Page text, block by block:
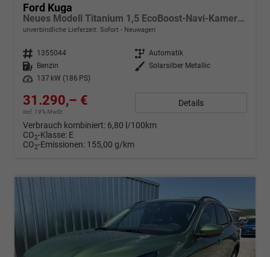
Ford Kuga
Neues Modell Titanium 1,5 EcoBoost-Navi-Kamera-Winterpaket-AHK-5 Jahre Garantie-Sofort
unverbindliche Lieferzeit: Sofort Neuwagen
Fahrzeugnr. 1355044 Getriebe Automatik
Kraftstoff
Benzin Außenfarbe Solarsilber Metallic
Leistung
137 kW (186 PS)
31.290,– €
incl. 19% MwSt.
Details
Verbrauch kombiniert: 6,80 l/100km
CO2-Klasse: E
CO2-Emissionen: 155,00 g/km